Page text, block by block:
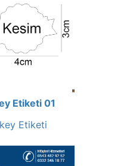
Etiketi 01
Etiketi